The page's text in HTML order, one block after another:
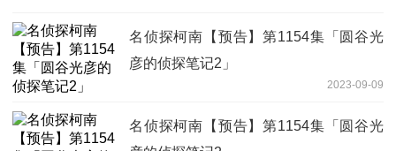
名侦探柯南【预告】第1154集「圆谷光
彦的侦探笔记2」
2023-09-09
名侦探柯南【预告】第1154集「圆谷光